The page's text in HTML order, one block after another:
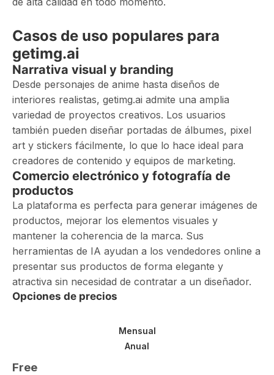
Casos de uso populares para
getimg.ai
Narrativa visual y branding
Desde personajes de anime hasta diseños de
interiores realistas, getimg.ai admite una amplia
variedad de proyectos creativos. Los usuarios
también pueden diseñar portadas de álbumes, pixel
art y stickers fácilmente, lo que lo hace ideal para
creadores de contenido y equipos de marketing.
Comercio electrónico y fotografía de
productos
La plataforma es perfecta para generar imágenes de
productos, mejorar los elementos visuales y
mantener la coherencia de la marca. Sus
herramientas de IA ayudan a los vendedores online a
presentar sus productos de forma elegante y
atractiva sin necesidad de contratar a un diseñador.
Opciones de precios
Mensual
Anual
Free